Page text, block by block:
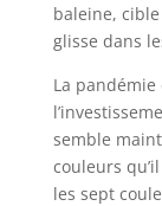
baleine,
glisse dans
La
semble
couleurs
les sept